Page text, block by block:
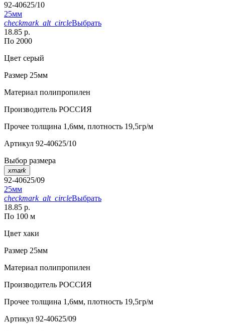
92-40625/10
25мм
checkmark_alt_circleВыбрать
18.85 р.
По 2000
Цвет серый
Размер 25мм
Материал полипропилен
Производитель РОССИЯ
Прочее толщина 1,6мм, плотность 19,5гр/м
Артикул 92-40625/10
Выбор размера
xmark
92-40625/09
25мм
checkmark_alt_circleВыбрать
18.85 р.
По 100 м
Цвет хаки
Размер 25мм
Материал полипропилен
Производитель РОССИЯ
Прочее толщина 1,6мм, плотность 19,5гр/м
Артикул 92-40625/09